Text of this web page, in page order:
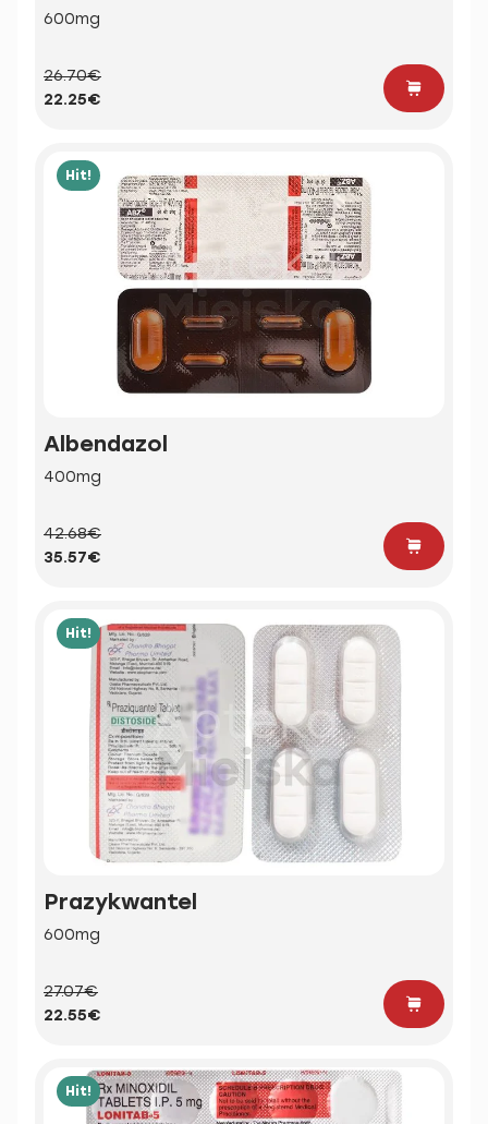
600mg
26.70€
22.25€
Hit!
Albendazol
400mg
42.68€
35.57€
Hit!
Prazykwantel
600mg
27.07€
22.55€
Hit!